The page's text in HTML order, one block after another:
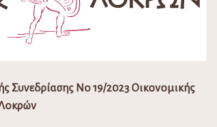
Συνεδρίασης Νο 19/2023 Οικονομικής